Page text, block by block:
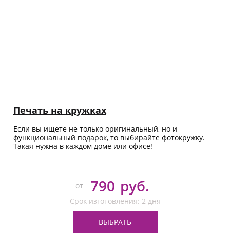
Печать на кружках
Если вы ищете не только оригинальный, но и
функциональный подарок, то выбирайте фотокружку.
Такая нужна в каждом доме или офисе!
от 790 руб.
Срок изготовления: 2 дня
ВЫБРАТЬ